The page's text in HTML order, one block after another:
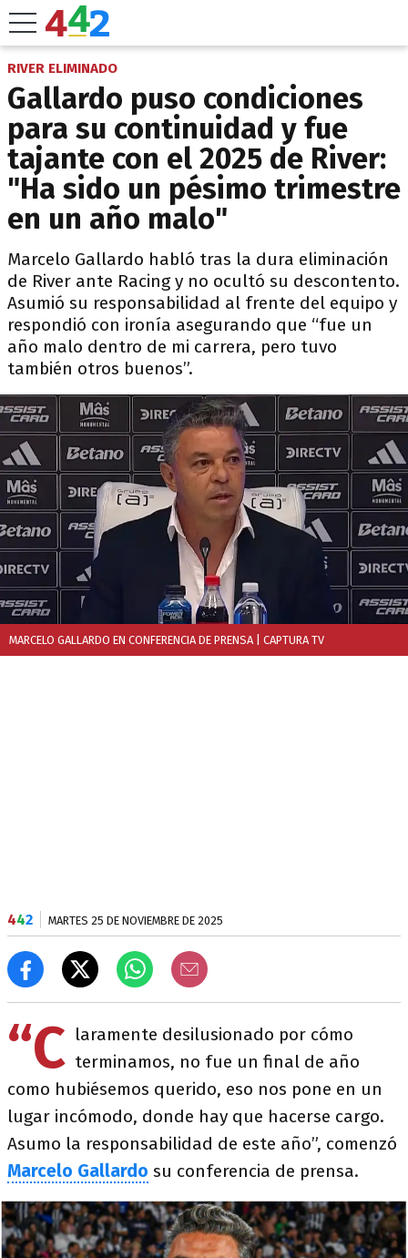
RIVER ELIMINADO
Gallardo puso condiciones
para su continuidad y fue
tajante con el 2025 de River:
"Ha sido un pésimo trimestre
en un año malo"
Marcelo Gallardo habló tras la dura eliminación
de River ante Racing y no ocultó su descontento.
Asumió su responsabilidad al frente del equipo y
respondió con ironía asegurando que “fue un
año malo dentro de mi carrera, pero tuvo
también otros buenos”.
MARCELO GALLARDO EN CONFERENCIA DE PRENSA | CAPTURA TV
442 MARTES 25 DE NOVIEMBRE DE 2025
“C laramente desilusionado por cómo
terminamos, no fue un final de año
como hubiésemos querido, eso nos pone en un
lugar incómodo, donde hay que hacerse cargo.
Asumo la responsabilidad de este año”, comenzó
Marcelo Gallardo su conferencia de prensa.